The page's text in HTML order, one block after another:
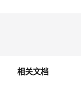
相关文档